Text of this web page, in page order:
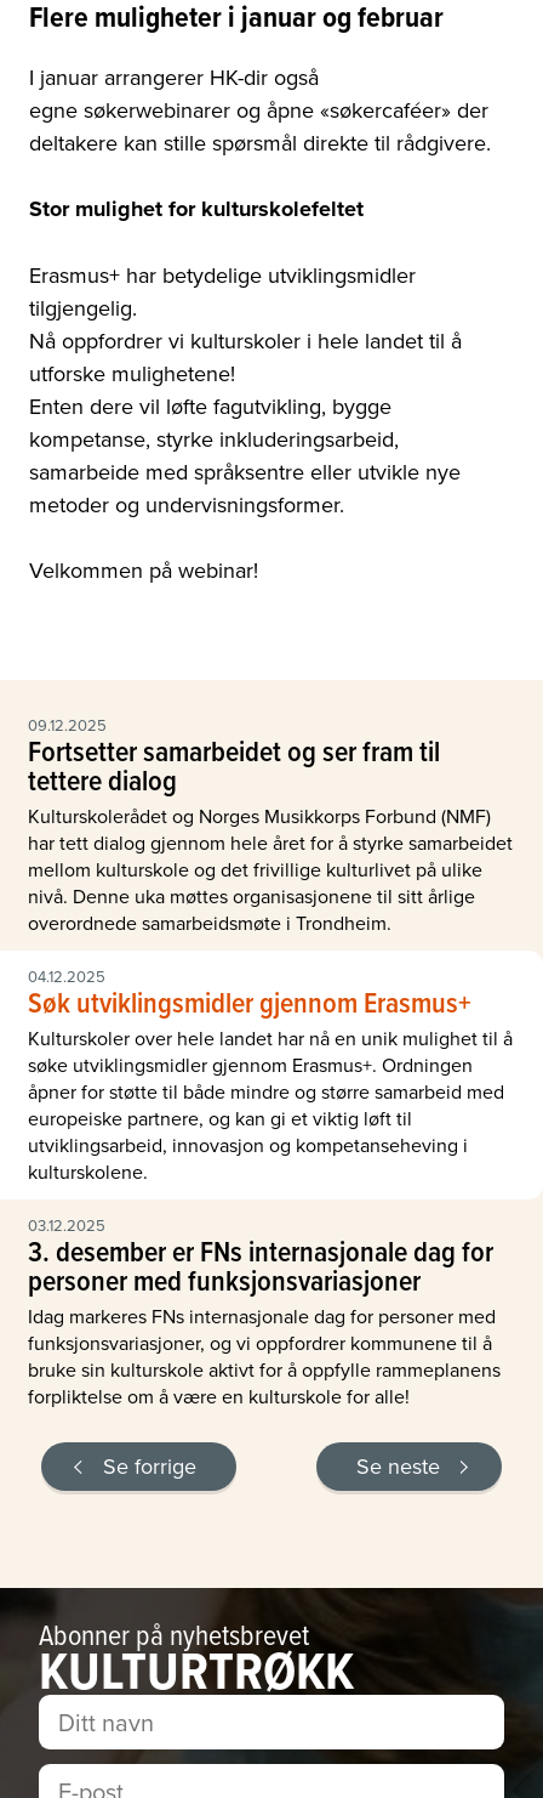
Flere muligheter i januar og februar
I januar arrangerer HK-dir også
egne søkerwebinarer og åpne «søkercaféer» der
deltakere kan stille spørsmål direkte til rådgivere.
Stor mulighet for kulturskolefeltet
Erasmus+ har betydelige utviklingsmidler
tilgjengelig.
Nå oppfordrer vi kulturskoler i hele landet til å
utforske mulighetene!
Enten dere vil løfte fagutvikling, bygge
kompetanse, styrke inkluderingsarbeid,
samarbeide med språksentre eller utvikle nye
metoder og undervisningsformer.
Velkommen på webinar!
09.12.2025
Fortsetter samarbeidet og ser fram til
tettere dialog
Kulturskolerådet og Norges Musikkorps Forbund (NMF)
har tett dialog gjennom hele året for å styrke samarbeidet
mellom kulturskole og det frivillige kulturlivet på ulike
nivå. Denne uka møttes organisasjonene til sitt årlige
overordnede samarbeidsmøte i Trondheim.
04.12.2025
Søk utviklingsmidler gjennom Erasmus+
Kulturskoler over hele landet har nå en unik mulighet til å
søke utviklingsmidler gjennom Erasmus+. Ordningen
åpner for støtte til både mindre og større samarbeid med
europeiske partnere, og kan gi et viktig løft til
utviklingsarbeid, innovasjon og kompetanseheving i
kulturskolene.
03.12.2025
3. desember er FNs internasjonale dag for
personer med funksjonsvariasjoner
Idag markeres FNs internasjonale dag for personer med
funksjonsvariasjoner, og vi oppfordrer kommunene til å
bruke sin kulturskole aktivt for å oppfylle rammeplanens
forpliktelse om å være en kulturskole for alle!
Se forrige Se neste
Abonner på nyhetsbrevet
KULTURTRØKK